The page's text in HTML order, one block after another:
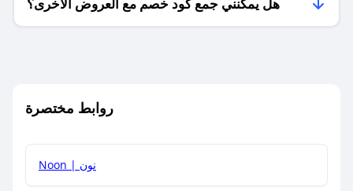
روابط مختصرة
Noon | نون